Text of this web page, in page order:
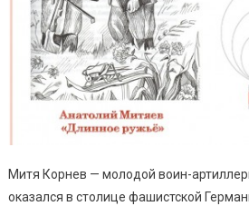
Митя Корнев — молодой воин-
оказался в столице фашистской